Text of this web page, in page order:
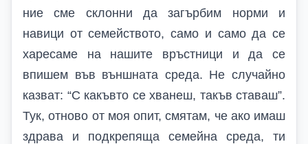
ние сме склонни да загърбим норми и
навици от семейството, само и само да се
харесаме на нашите връстници и да се
впишем във външната среда. Не случайно
казват: “С какъвто се хванеш, такъв ставаш”.
Тук, отново от моя опит, смятам, че ако имаш
здрава и подкрепяща семейна среда, ти